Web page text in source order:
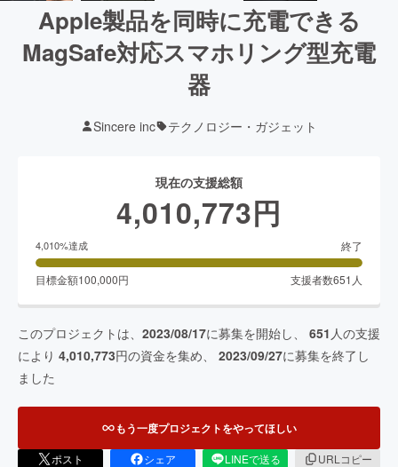
Apple製品を同時に充電できる
MagSafe対応スマホリング型充電
器
Sincere inc テクノロジー・ガジェット
現在の支援総額
4,010,773円
4,010%達成 終了
目標金額100,000円 支援者数651 人
このプロジェクトは、 2023/08/17に募集を開始し、 651 人の支援
により 4,010,773円の資金を集め、 2023/09/27に募集を終了し
ました
もう一度プロジェクトをやってほしい
ポスト シェア LINEで送る
URLコピー